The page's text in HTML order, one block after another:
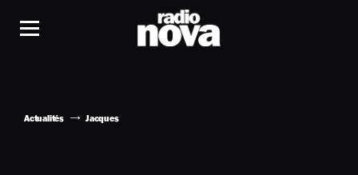
Actualités Jacques